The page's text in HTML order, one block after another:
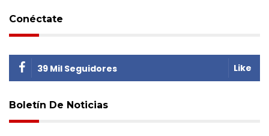
Conéctate
39 Mil Seguidores Like
Boletín De Noticias